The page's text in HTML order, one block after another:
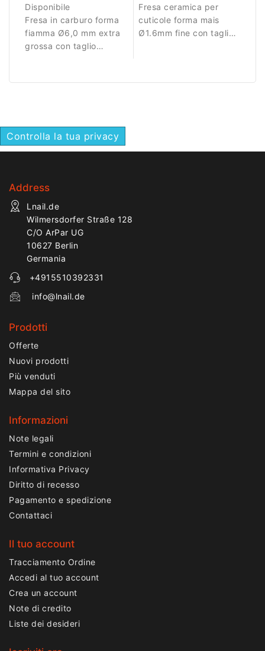
Disponibile
Fresa in carburo forma
fiamma Ø6,0 mm extra
grossa con taglio
rimozione intensa di gel
Fresa ceramica per
cuticole forma mais
Ø1.6mm fine con taglio
Controlla la tua privacy
Address
Lnail.de
Wilmersdorfer Straße 128
C/O ArPar UG
10627 Berlin
Germania
+4915510392331
info@lnail.de
Prodotti
Offerte
Nuovi prodotti
Più venduti
Mappa del sito
Informazioni
Note legali
Termini e condizioni
Informativa Privacy
Diritto di recesso
Pagamento e spedizione
Contattaci
Il tuo account
Tracciamento Ordine
Accedi al tuo account
Crea un account
Note di credito
Liste dei desideri